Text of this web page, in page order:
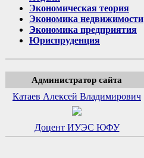
Экономическая теория
Экономика недвижимости
Экономика предприятия
Юриспруденция
Администратор сайта
Катаев Алексей Владимирович
Доцент ИУЭС ЮФУ